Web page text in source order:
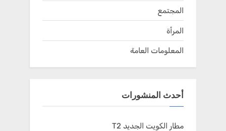
المجتمع
المرأة
المعلومات العامة
أحدث المنشورات
مطار الكويت الجديد T2